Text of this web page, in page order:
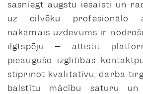
sasniegt augstu iesaisti un
uz cilvēku profesionālo
nākamais uzdevums ir
ilgtspēju – attīstīt
pieaugušo izglītības
stiprinot kvalitatīvu, darba
balstītu mācību saturu un